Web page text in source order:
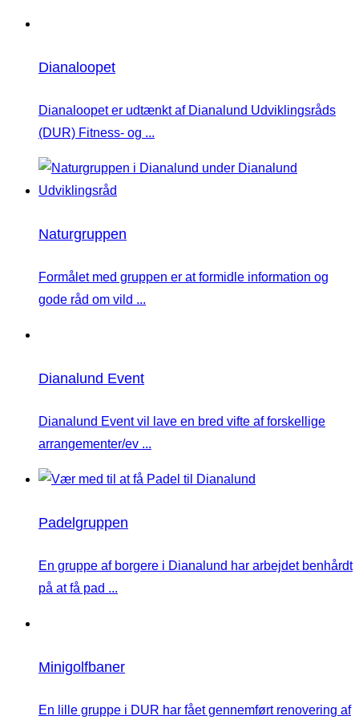
Dianaloopet
Dianaloopet er udtænkt af Dianalund Udviklingsråds
(DUR) Fitness- og ...
Naturgruppen
Formålet med gruppen er at formidle information og
gode råd om vild ...
Dianalund Event
Dianalund Event vil lave en bred vifte af forskellige
arrangementer/ev ...
Padelgruppen
En gruppe af borgere i Dianalund har arbejdet benhårdt
på at få pad ...
Minigolfbaner
En lille gruppe i DUR har fået gennemført renovering af